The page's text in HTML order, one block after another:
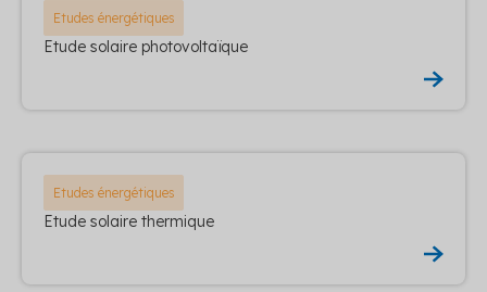
Etudes énergétiques
Etude solaire photovoltaïque
Etudes énergétiques
Etude solaire thermique